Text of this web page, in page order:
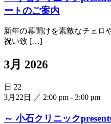
ートのご案内
新年の幕開けを素敵なチェロ
祝い致 […]
3月 2026
日 22
3月22日 ／ 2:00 pm - 3:00 pm
～ 小石クリニック